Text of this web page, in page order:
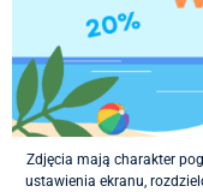
Zdjęcia mają charakter
ustawienia ekranu,